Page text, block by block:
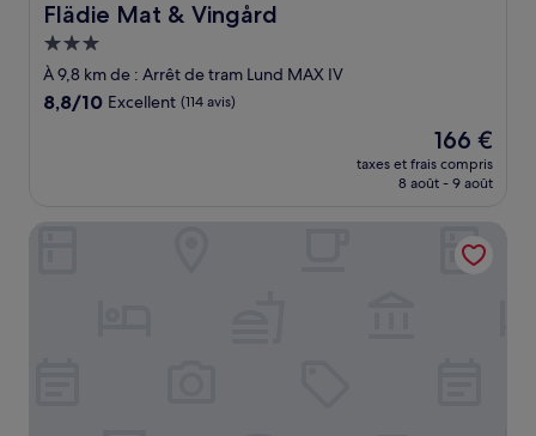
Flädie Mat & Vingård
Flädie Mat & Vingård
Hébergement
3.0 étoiles
À 9,8 km de : Arrêt de tram Lund MAX IV
8.8
8,8/10 Excellent (114 avis)
Le
nouveau
prix
de
166 €
166 €
taxes et frais compris
8 août - 9 août